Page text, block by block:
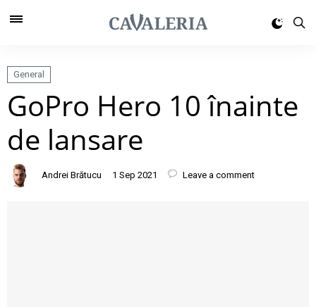
General
GoPro Hero 10 înainte
de lansare
Andrei Brătucu 1 Sep 2021 Leave a comment